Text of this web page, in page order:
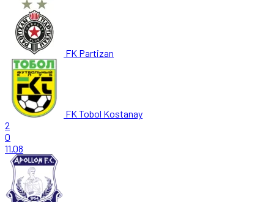
FK Partizan
FK Tobol Kostanay
2
0
11.08